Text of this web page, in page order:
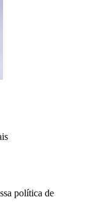
política de